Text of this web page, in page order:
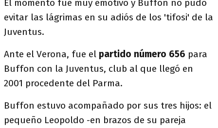
El momento fue muy emotivo y Buffon no pudo
evitar las lágrimas en su adiós de los 'tifosi' de la
Juventus.
Ante el Verona, fue el partido número 656 para
Buffon con la Juventus, club al que llegó en
2001 procedente del Parma.
Buffon estuvo acompañado por sus tres hijos: el
pequeño Leopoldo -en brazos de su pareja